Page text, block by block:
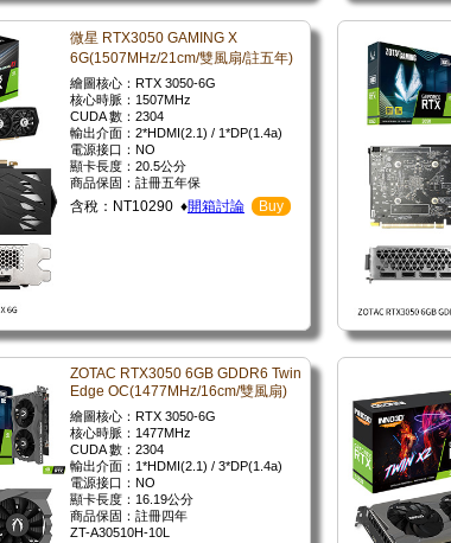
微星 RTX3050 GAMING X
6G(1507MHz/21cm/雙風扇/註五年)
繪圖核心：RTX 3050-6G
核心時脈：1507MHz
CUDA 數：2304
輸出介面：2*HDMI(2.1) / 1*DP(1.4a)
電源接口：NO
顯卡長度：20.5公分
商品保固：註冊五年保
含稅：NT10290 ♦開箱討論 Buy
ZOTAC RTX3050 6GB GDDR6 Twin
Edge OC(1477MHz/16cm/雙風扇)
繪圖核心：RTX 3050-6G
核心時脈：1477MHz
CUDA 數：2304
輸出介面：1*HDMI(2.1) / 3*DP(1.4a)
電源接口：NO
顯卡長度：16.19公分
商品保固：註冊四年
ZT-A30510H-10L